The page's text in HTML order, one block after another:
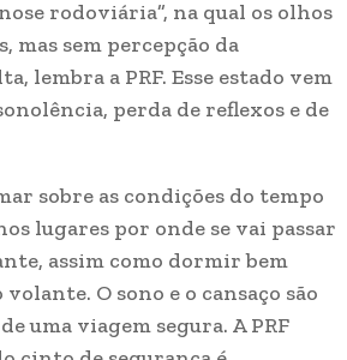
rodoviária”, na qual os olhos
mas sem percepção da
lembra a PRF. Esse estado vem
perda de reflexos e de
sobre as condições do tempo
lugares por onde se vai passar
assim como dormir bem
O sono e o cansaço são
uma viagem segura. A PRF